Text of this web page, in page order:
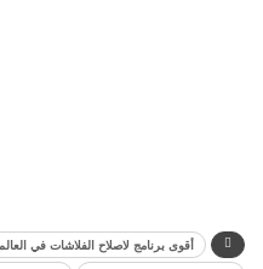
أقوى برنامج لاصلاح الفلاشات في العالم